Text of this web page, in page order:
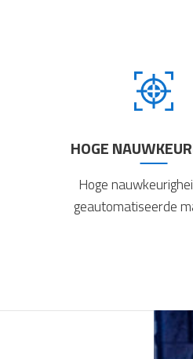
HOGE
Hoge
geautomatiseerde